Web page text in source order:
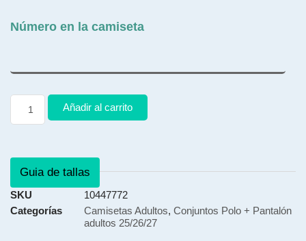
Número en la camiseta
Añadir al carrito
Guia de tallas
SKU
10447772
Categorías
Camisetas Adultos, Conjuntos Polo + Pantalón
adultos 25/26/27